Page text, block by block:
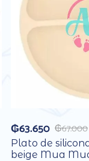
₲67.000
₲63.650
Plato de
beige Mua